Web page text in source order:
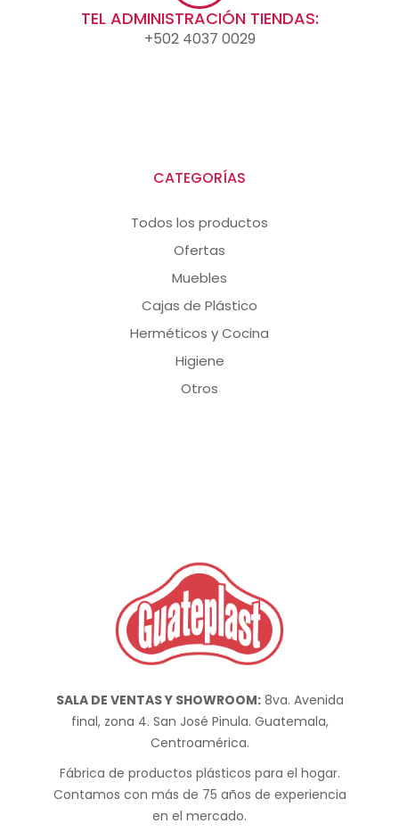
TEL ADMINISTRACIÓN TIENDAS:
+502 4037 0029
CATEGORÍAS
Todos los productos
Ofertas
Muebles
Cajas de Plástico
Herméticos y Cocina
Higiene
Otros
SALA DE VENTAS Y SHOWROOM:8va. Avenida
final, zona 4. San José Pinula. Guatemala,
Centroamérica.
Fábrica de productos plásticos para el hogar.
Contamos con más de 75 años de experiencia
en el mercado.